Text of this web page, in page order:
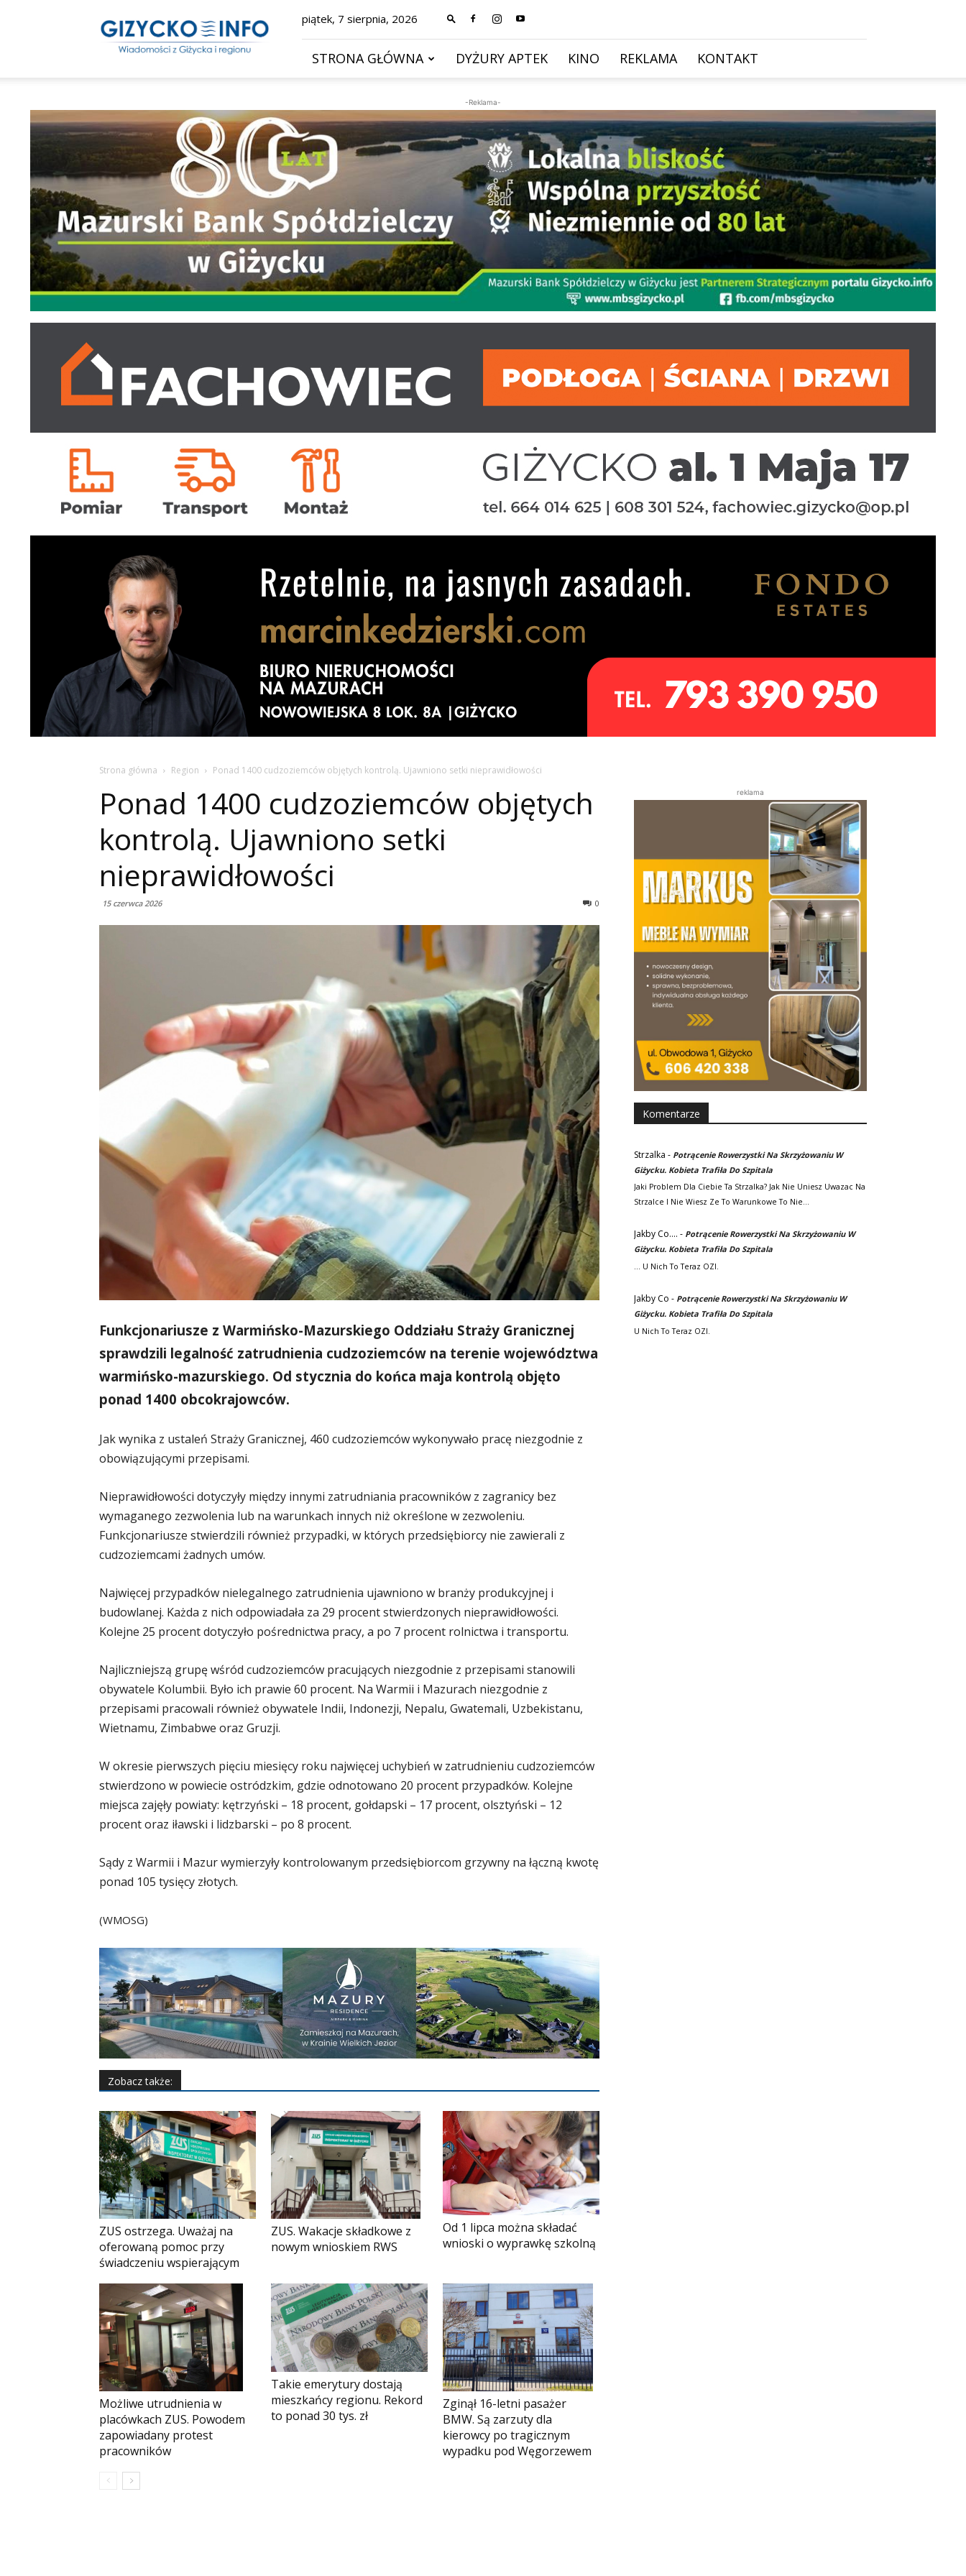
–
wiadomości
piątek, 7 sierpnia, 2026
STRONA GŁÓWNA DYŻURY APTEK KINO REKLAMA KONTAKT
-Reklama-
Strona główna Region Ponad 1400 cudzoziemców objętych kontrolą. Ujawniono setki nieprawidłowości
Ponad 1400 cudzoziemców objętych
kontrolą. Ujawniono setki
nieprawidłowości
15 czerwca 2026 0
Funkcjonariusze z Warmińsko-Mazurskiego Oddziału Straży Granicznej
sprawdzili legalność zatrudnienia cudzoziemców na terenie województwa
warmińsko-mazurskiego. Od stycznia do końca maja kontrolą objęto
ponad 1400 obcokrajowców.
Jak wynika z ustaleń Straży Granicznej, 460 cudzoziemców wykonywało pracę niezgodnie z
obowiązującymi przepisami.
Nieprawidłowości dotyczyły między innymi zatrudniania pracowników z zagranicy bez
wymaganego zezwolenia lub na warunkach innych niż określone w zezwoleniu.
Funkcjonariusze stwierdzili również przypadki, w których przedsiębiorcy nie zawierali z
cudzoziemcami żadnych umów.
Najwięcej przypadków nielegalnego zatrudnienia ujawniono w branży produkcyjnej i
budowlanej. Każda z nich odpowiadała za 29 procent stwierdzonych nieprawidłowości.
Kolejne 25 procent dotyczyło pośrednictwa pracy, a po 7 procent rolnictwa i transportu.
Najliczniejszą grupę wśród cudzoziemców pracujących niezgodnie z przepisami stanowili
obywatele Kolumbii. Było ich prawie 60 procent. Na Warmii i Mazurach niezgodnie z
przepisami pracowali również obywatele Indii, Indonezji, Nepalu, Gwatemali, Uzbekistanu,
Wietnamu, Zimbabwe oraz Gruzji.
W okresie pierwszych pięciu miesięcy roku najwięcej uchybień w zatrudnieniu cudzoziemców
stwierdzono w powiecie ostródzkim, gdzie odnotowano 20 procent przypadków. Kolejne
miejsca zajęły powiaty: kętrzyński – 18 procent, gołdapski – 17 procent, olsztyński – 12
procent oraz iławski i lidzbarski – po 8 procent.
Sądy z Warmii i Mazur wymierzyły kontrolowanym przedsiębiorcom grzywny na łączną kwotę
ponad 105 tysięcy złotych.
(WMOSG)
Zobacz także:
ZUS ostrzega. Uważaj na
oferowaną pomoc przy
świadczeniu wspierającym
ZUS. Wakacje składkowe z
nowym wnioskiem RWS
Od 1 lipca można składać
wnioski o wyprawkę szkolną
Możliwe utrudnienia w
placówkach ZUS. Powodem
zapowiadany protest
pracowników
Takie emerytury dostają
mieszkańcy regionu. Rekord
to ponad 30 tys. zł
Zginął 16-letni pasażer
BMW. Są zarzuty dla
kierowcy po tragicznym
wypadku pod Węgorzewem
reklama
Komentarze
Strzalka - Potrącenie Rowerzystki Na Skrzyżowaniu W
Giżycku. Kobieta Trafiła Do Szpitala
Jaki Problem Dla Ciebie Ta Strzalka? Jak Nie Uniesz Uwazac Na
Strzalce I Nie Wiesz Ze To Warunkowe To Nie…
Jakby Co.... - Potrącenie Rowerzystki Na Skrzyżowaniu W
Giżycku. Kobieta Trafiła Do Szpitala
... U Nich To Teraz OZI.
Jakby Co - Potrącenie Rowerzystki Na Skrzyżowaniu W
Giżycku. Kobieta Trafiła Do Szpitala
U Nich To Teraz OZI.